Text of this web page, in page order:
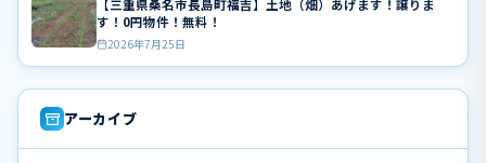
【三重県桑名市長島町福吉】土地（畑）あげます！譲りま
す！0円物件！無料！
2026年7月25日
アーカイブ